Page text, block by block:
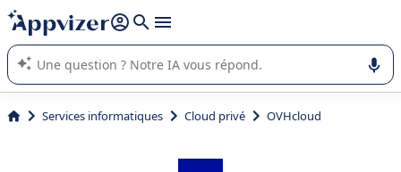
répondre (plusieurs lignes avec
L'IA de Appvizer vous guide dans l'utilisation ou la sélection de
logiciel SaaS en entreprise.
Services informatiques Cloud privé OVHcloud